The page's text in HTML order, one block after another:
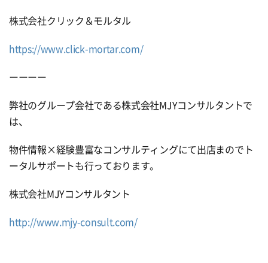
株式会社クリック＆モルタル
https://www.click-mortar.com/
ーーーー
弊社のグループ会社である株式会社MJYコンサルタントで
は、
物件情報×経験豊富なコンサルティングにて出店まのでト
ータルサポートも行っております。
株式会社MJYコンサルタント
http://www.mjy-consult.com/